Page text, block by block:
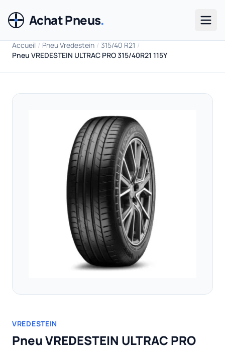
Achat Pneus.
Accueil / Pneu Vredestein / 315/40 R21 /
Pneu VREDESTEIN ULTRAC PRO 315/40R21 115Y
VREDESTEIN
Pneu VREDESTEIN ULTRAC PRO